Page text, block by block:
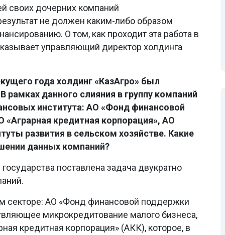
своих дочерних компаний
не должен каким-либо образом
О том, как проходит эта работа в
управляющий директор холдинга
года холдинг «КазАгро» был
рамках данного слияния в группу компаний
института: АО «Фонд финансовой
кредитная корпорация», АО
развития в сельском хозяйстве. Какие
данных компаний?
поставлена задача двукратно
секторе: АО «Фонд финансовой поддержки
микрокредитование малого бизнеса,
кредитная корпорация» (АКК), которое, в